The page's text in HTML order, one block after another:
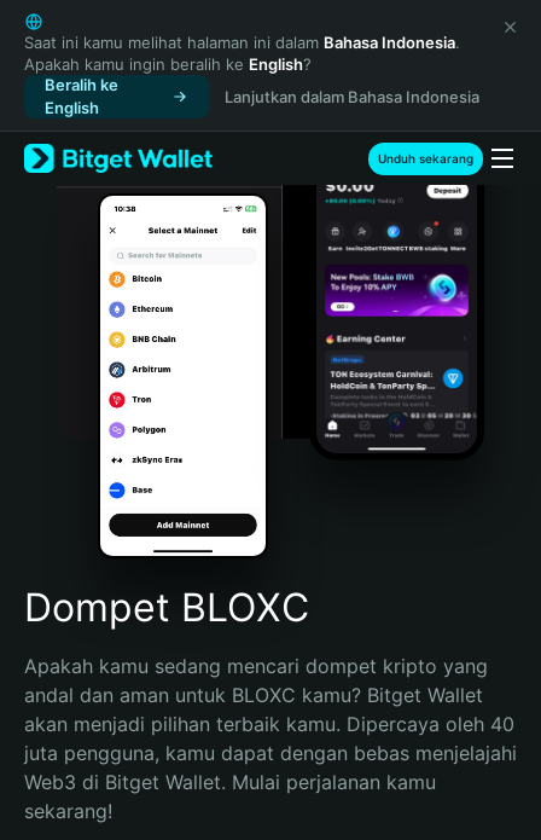
English
日本語
Tiếng Việt
Русский
Español (Latinoamérica)
Türkçe
Italiano
Português (Portugal)
Bahasa Indonesia
Português (Brasil)
Español (Argentina)
Saat ini kamu melihat halaman ini dalam Bahasa Indonesia.
Apakah kamu ingin beralih ke English?
Beralih ke
English
Lanjutkan dalam Bahasa Indonesia
Unduh sekarang
Dompet BLOXC
Apakah kamu sedang mencari dompet kripto yang
andal dan aman untuk BLOXC kamu? Bitget Wallet
akan menjadi pilihan terbaik kamu. Dipercaya oleh 40
juta pengguna, kamu dapat dengan bebas menjelajahi
Web3 di Bitget Wallet. Mulai perjalanan kamu
sekarang!